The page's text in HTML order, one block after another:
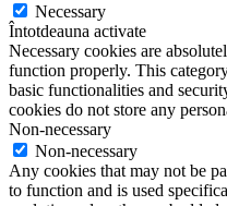
Necessary
Întotdeauna activate
Necessary cookies are
function properly. This
basic functionalities and
cookies do not store any
Non-necessary
Non-necessary
Any cookies that may not be
to function and is used